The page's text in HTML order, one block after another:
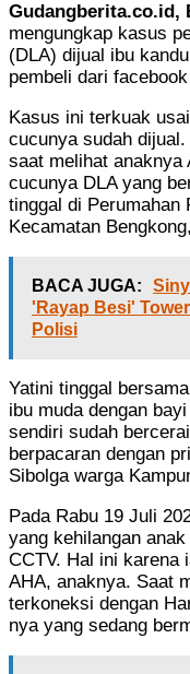
Gudangberita.co.id,
mengungkap kasus
(DLA) dijual ibu
pembeli dari
Kasus ini terkuak
cucunya sudah
saat melihat anaknya
cucunya DLA yang
tinggal di Perumahan
Kecamatan
BACA JUGA:
'Rayap Besi'
Polisi
Yatini tinggal
ibu muda dengan
sendiri sudah
berpacaran dengan
Sibolga warga
Pada Rabu 19 Juli
yang kehilangan
CCTV. Hal ini karena
AHA, anaknya. Saat
terkoneksi dengan
nya yang sedang